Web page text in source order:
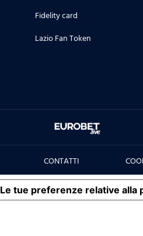
Fidelity card
Lazio Fan Token
CONTATTI
Le tue preferenze relative alla